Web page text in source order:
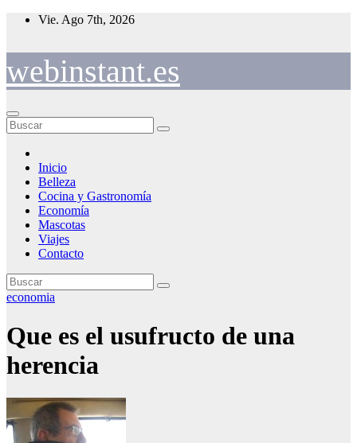
Saltar
Vie. Ago 7th, 2026
webinstant.es
Inicio
Belleza
Cocina y Gastronomía
Economía
Mascotas
Viajes
Contacto
economia
Que es el usufructo de una
herencia